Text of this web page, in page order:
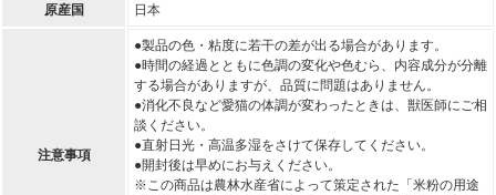
原産国 日本
注意事項
●製品の色・粘度に若干の差が出る場合があります。
●時間の経過とともに色調の変化や色むら、内容成分が分離
する場合がありますが、品質に問題はありません。
●消化不良など愛猫の体調が変わったときは、獣医師にご相
談ください。
●直射日光・高温多湿をさけて保存してください。
●開封後は早めにお与えください。
※この商品は農林水産省によって策定された「米粉の用途